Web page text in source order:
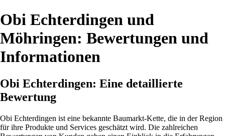
Obi Echterdingen und
Möhringen: Bewertungen und
Informationen
Obi Echterdingen: Eine detaillierte
Bewertung
Obi Echterdingen ist eine bekannte Baumarkt-Kette, die in der Region
für ihre Produkte und Services geschätzt wird. Die zahlreichen